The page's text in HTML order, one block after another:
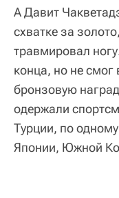
А Давит
схватке за
травмировал
конца, но не смог
бронзовую
одержали
Турции, по
Японии, Южной